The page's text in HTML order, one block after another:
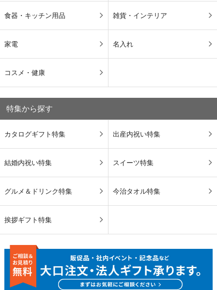
食器・キッチン用品 雑貨・インテリア
家電 名入れ
コスメ・健康
特集から探す
カタログギフト特集 出産内祝い特集
結婚内祝い特集 スイーツ特集
グルメ＆ドリンク特集 今治タオル特集
挨拶ギフト特集